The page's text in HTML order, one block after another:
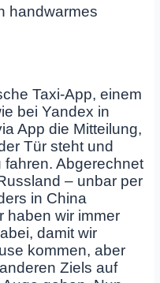
handwarmes
Taxi-App, einem
bei Yandex in
App die Mitteilung,
Tür steht und
Abgerechnet
– unbar per
in China
haben wir immer
damit wir
kommen, aber
Ziels auf